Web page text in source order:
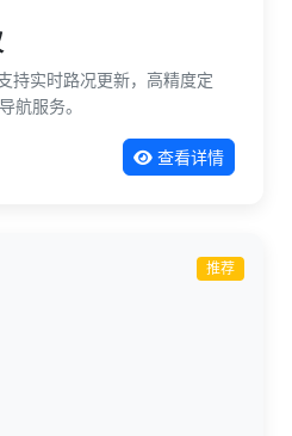
持实时路况更新，高精度定
航服务。
查看详情
推荐